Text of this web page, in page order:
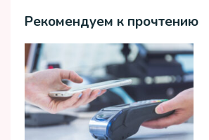
Рекомендуем к прочтению